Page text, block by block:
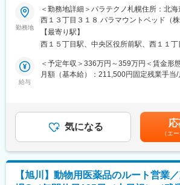
同社は医療介護用ベッド国内No1シェア
ッドHDの中核子会社です。
介護用ベッド、医療用のベッド市場で国内
TOPシェアを誇り海外でも高いシェアを獲
上昇の一途を辿っており、同社で得られ
ません。完全未経験から市場価値を高める
となります。
【業務内容】
経験・習熟度によって業務バランスを調整
（1）パラマウントベッド株式会社製品（
理・点検・清掃・保守及び事務処理
（5）担当病院、介護施設への当社サービ
（6）担当病院、介護施設のニーズ、課題
定します。
・出張可能性のあるエリア：道北、道央
勤務地
＜勤務地詳細＞パラテクノ札幌住所：北
西１３丁目３１８ パラマウントベッド（
寄駅：東西線／西11丁目駅受動喫煙対策
囲：会社の定める事業所
【最寄り駅】
西１５丁目駅、中央区役所前駅、西１１丁
給与
＜予定年収＞336万円～359万円＜賃金形
月額（基本給）：211,500円固定残業手当
日帰り日当の想定額が含まれています。■
上の外出：1200円支給・宿泊を伴う1日
給■参考例：週4日日帰り出張をした場合
4800円×4=月19200円賃金はあくまでも
を通じて上下する可能性があります。月
た表記です。
気になる
（エ
【旭川】動物用医薬品のルート営業